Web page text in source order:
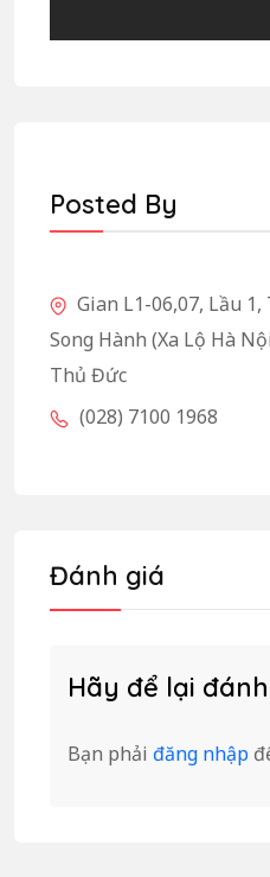
Posted By
Gian L1-06,07, Lầu
Song Hành (Xa Lộ Hà
Thủ Đức
(028) 7100 1968
Đánh giá
Hãy để lại
Bạn phải đăng nhập